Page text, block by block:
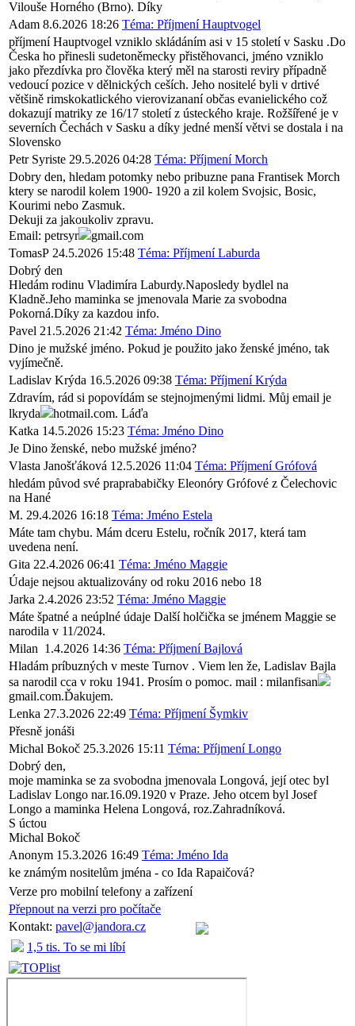
Vilouše Horného (Brno). Díky
Adam 8.6.2026 18:26 Téma: Příjmení Hauptvogel
příjmení Hauptvogel vzniklo skládáním asi v 15 století v Sasku .Do
Česka ho přinesli sudetoněmecky přistěhovanci, jméno vzniklo
jako přezdívka pro člověka který měl na starosti reviry případně
vedoucí pozice v dělnických ceších. Jeho nositelé byli v drtivé
většině rimskokatlického vierovizananí občas evanielického což
dokazují matriky ze 16/17 století z ústeckého kraje. Rožšířené je v
severních Čechách v Sasku a díky jedné menší větvi se dostala i na
Slovensko
Petr Syriste 29.5.2026 04:28 Téma: Příjmení Morch
Dobry den, hledam potomky nebo pribuzne pana Frantisek Morch
ktery se narodil kolem 1900- 1920 a zil kolem Svojsic, Bosic,
Kourimi nebo Zasmuk.
Dekuji za jakoukoliv zpravu.
Email: petrsyr
gmail.com
TomasP 24.5.2026 15:48 Téma: Příjmení Laburda
Dobrý den
Hledám rodinu Vladimíra Laburdy.Naposledy bydlel na
Kladně.Jeho maminka se jmenovala Marie za svobodna
Pokorná.Díky za kazdou info.
Pavel 21.5.2026 21:42 Téma: Jméno Dino
Dino je mužské jméno. Pokud je použito jako ženské jméno, tak
vyjímečně.
Ladislav Krýda 16.5.2026 09:38 Téma: Příjmení Krýda
Zdravím, rád si popovídám se stejnojmenými lidmi. Můj email je
lkryda
hotmail.com. Láďa
Katka 14.5.2026 15:23 Téma: Jméno Dino
Je Dino ženské, nebo mužské jméno?
Vlasta Janošťáková 12.5.2026 11:04 Téma: Příjmení Grófová
hledám původ své praprababičky Eleonóry Grófové z Čelechovic
na Hané
M. 29.4.2026 16:18 Téma: Jméno Estela
Máte tam chybu. Mám dceru Estelu, ročník 2017, která tam
uvedena není.
Gita 22.4.2026 06:41 Téma: Jméno Maggie
Údaje nejsou aktualizovány od roku 2016 nebo 18
Jarka 2.4.2026 23:52 Téma: Jméno Maggie
Máte špatné a neúplné údaje Další holčička se jménem Maggie se
narodila v 11/2024.
Milan 1.4.2026 14:36 Téma: Příjmení Bajlová
Hladám príbuzných v meste Turnov . Viem len že, Ladislav Bajla
sa narodil cca v roku 1941. Prosím o pomoc. mail : milanfisan
gmail.com.Ďakujem.
Lenka 27.3.2026 22:49 Téma: Příjmení Šymkiv
Přesně jonáši
Michal Bokoč 25.3.2026 15:11 Téma: Příjmení Longo
Dobrý den,
moje maminka se za svobodna jmenovala Longová, její otec byl
Ladislav Longo nar.16.09.1920 v Praze. Jeho otcem byl Josef
Longo a maminka Helena Longová, roz.Zahradníková.
S úctou
Michal Bokoč
Anonym 15.3.2026 16:49 Téma: Jméno Ida
ke známým nositelům jména - co Ida Rapaičová?
Verze pro mobilní telefony a zařízení
Přepnout na verzi pro počítače
Kontakt: pavel@jandora.cz
1,5 tis. To se mi líbí